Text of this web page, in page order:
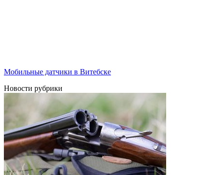
Мобильные датчики в Витебске
Новости рубрики